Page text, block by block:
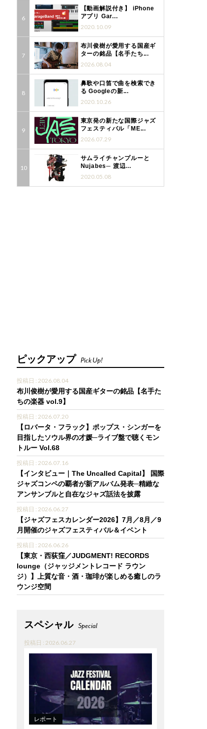
【動画解説付き】 iPhone
アプリ Gar...
2020.10.09
布川俊樹が愛用する国産ギ
ターの銘品【名手たち...
2026.08.04
鼻歌や口笛で曲を検索でき
る Googleの新...
2020.10.26
東京発の新たな国際ジャズ
フェスティバル「ME...
2026.07.29
サムライチャンプルーと
Nujabes─ 渡辺...
2020.05.08
ピックアップ Pick Up!
投稿日 : 2026.08.04
布川俊樹が愛用する国産ギターの銘品【名手た
ちの楽器 vol.9】
投稿日 : 2026.07.20
【ロバータ・フラック】ポップス・シンガーを
目指したソウル界の才媛─ライブ盤で聴くモン
トルー Vol.68
投稿日 : 2026.07.16
【インタビュー｜The Uncalled Capital】 国際
ジャズコンペの覇者が新アルバム発表─精緻な
アンサンブルと自在なジャズ話法を披露
投稿日 : 2026.06.27
【ジャズフェスカレンダー2026】7月／8月／9
月開催のジャズフェスティバル＆イベント
投稿日 : 2026.06.26
【東京・西荻窪／JUDGMENT! RECORDS
lounge（ジャッジメントレコード ラウン
ジ）】上質な音・酒・珈琲が楽しめる癒しのラ
ウンジ空間
スペシャル Special
投稿日 : 2026.06.27
レポート